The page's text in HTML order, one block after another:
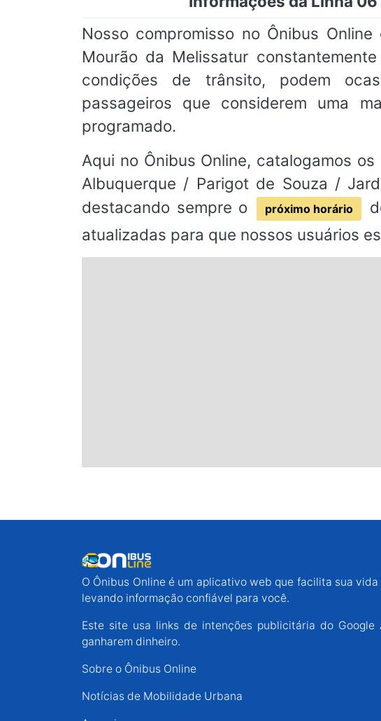
Nosso compromisso no Ônibus
Mourão da Melissatur
condições de trânsito, podem
passageiros que considerem uma
programado.
Aqui no Ônibus Online, catalogamos
Albuquerque / Parigot de Souza /
destacando sempre o
próximo horário
atualizadas para que nossos usuários
O Ônibus Online é um aplicativo web que facilita sua
levando informação confiável para você.
Este site usa links de intenções publicitária do
ganharem dinheiro.
Sobre o Ônibus Online
Notícias de Mobilidade Urbana